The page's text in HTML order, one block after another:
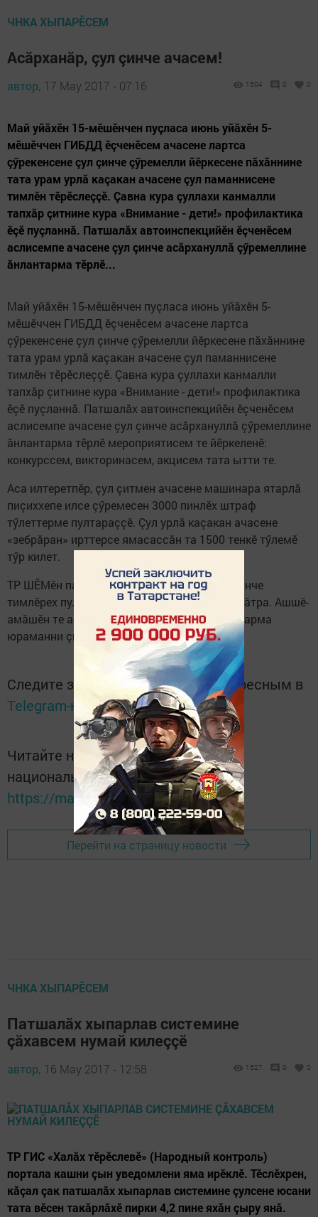
ЧНКА ХЫПАРӖСЕМ
Асăрханăр, çул çинче ачасем!
автор, 17 May 2017 - 07:16 1504 0 0
Май уйăхӗн 15-мӗшӗнчен пуçласа июнь уйăхӗн 5-
мӗшӗччен ГИБДД ӗçченӗсем ачасене лартса
çӳрекенсене çул çинче çӳремелли йӗркесене пăхăннине
тата урам урлă каçакан ачасене çул паманнисене
тимлӗн тӗрӗслеççӗ. Çавна кура çуллахи канмалли
тапхăр çитнине кура «Внимание - дети!» профилактика
ӗçӗ пуçланнă. Патшалăх автоинспекцийӗн ӗçченӗсем
аслисемпе ачасене çул çинче асăрхануллă çӳремеллине
ăнлантарма тӗрлӗ...
Май уйăхӗн 15-мӗшӗнчен пуçласа июнь уйăхӗн 5-
мӗшӗччен ГИБДД ӗçченӗсем ачасене лартса
çӳрекенсене çул çинче çӳремелли йӗркесене пăхăннине
тата урам урлă каçакан ачасене çул паманнисене
тимлӗн тӗрӗслеççӗ. Çавна кура çуллахи канмалли
тапхăр çитнине кура «Внимание - дети!» профилактика
ӗçӗ пуçланнă. Патшалăх автоинспекцийӗн ӗçченӗсем
аслисемпе ачасене çул çинче асăрхануллă çӳремеллине
ăнлантарма тӗрлӗ мероприятисем те йӗркеленӗ:
конкурссем, викторинасем, акцисем тата ытти те.
Аса илтеретпӗр, çул çитмен ачасене машинара ятарлă
пиçиххепе илсе çӳремесен 3000 пинлӗх штраф
тӳлеттерме пултараççӗ. Çул урлă каçакан ачасене
«зебрăран» ирттерсе ямасассăн та 1500 тенкӗ тӳлемӗ
тӳр килет.
ТР ШӖМӗн патшалăх автоинспекцийӗ çул çинче
тимлӗрех пулма сӗнет, уйрăмах çуллахи вăхăтра. Ашшӗ-
амăшӗн те ачисене çул хӗрринче пӗччен хăварма
юраманни çинчен асăрхаттарать.
Следите за самым важным и интересным в
Telegram-каналеТатмедиа
Читайте новости Татарстана в
национальном мессенджере MАХ:
https://max.ru/tatmedia
Перейти на страницу новости
ЧНКА ХЫПАРӖСЕМ
Патшалăх хыпарлав системине
çăхавсем нумай килеççӗ
автор, 16 May 2017 - 12:58 1527 0 0
ТР ГИС «Халăх тӗрӗслевӗ» (Народный контроль)
портала кашни çын уведомлени яма ирӗклӗ. Тӗслӗхрен,
кăçал çак патшалăх хыпарлав системине çулсене юсани
тата вӗсен такăрлăхӗ пирки 4,2 пине яхăн çыру янă.